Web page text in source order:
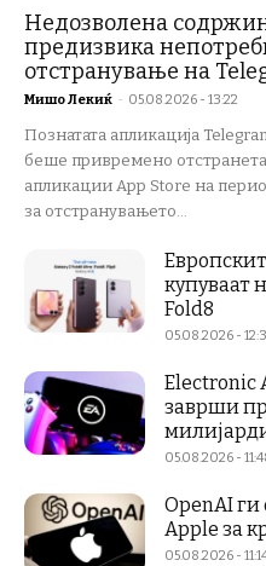
Недозволена
предизвика
отстранување на
Мишо Лекиќ - 05.08.2026 - 13:22
Познатата апликација
беше привремено
апликации App Store на
за отстранувањето...
купуваат
Fold8
05.08.2026 -
Electronic
заврши
05.08.2026 -
OpenAI
Apple за
05.08.2026 -